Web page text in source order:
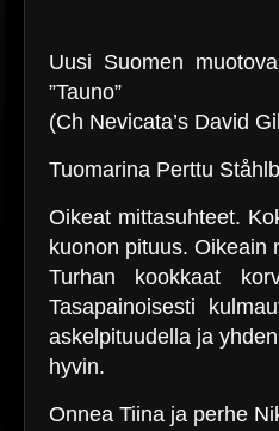
Uusi Suomen
”Tauno”
(Ch Nevicata’s David
Tuomarina Perttu
Oikeat mittasuhteet.
kuonon pituus. Oikeain
Turhan kookkaat
Tasapainoisesti
askelpituudella ja
hyvin.
Onnea Tiina ja perhe